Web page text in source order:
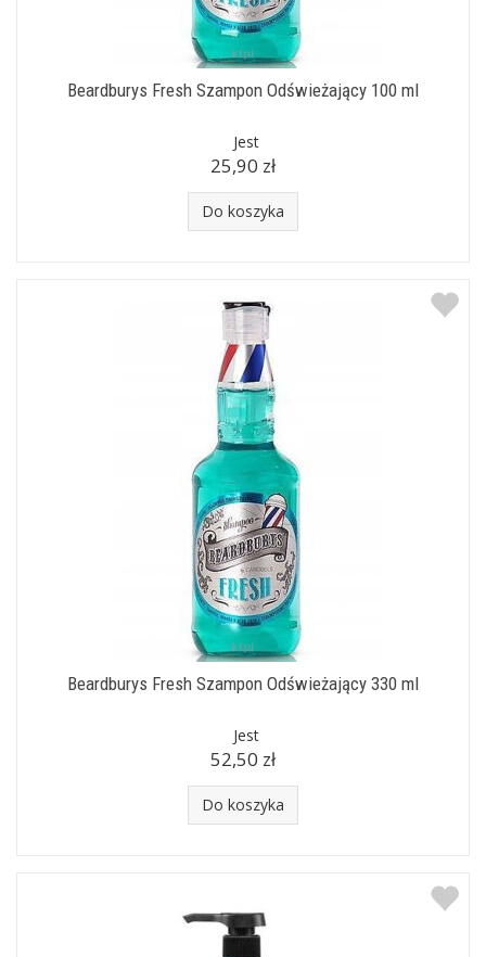
Beardburys Fresh Szampon Odświeżający 100 ml
Jest
25,90 zł
Do koszyka
Beardburys Fresh Szampon Odświeżający 330 ml
Jest
52,50 zł
Do koszyka